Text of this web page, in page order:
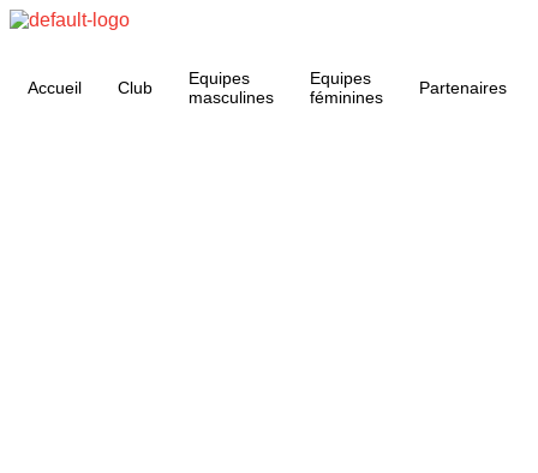
Accueil Club
Equipes
masculines
Equipes
féminines
Partenaires